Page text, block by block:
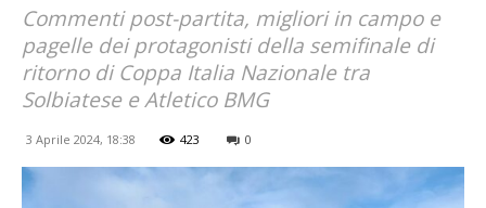
Commenti post-partita, migliori in campo e
pagelle dei protagonisti della semifinale di
ritorno di Coppa Italia Nazionale tra
Solbiatese e Atletico BMG
3 Aprile 2024, 18:38 423 0